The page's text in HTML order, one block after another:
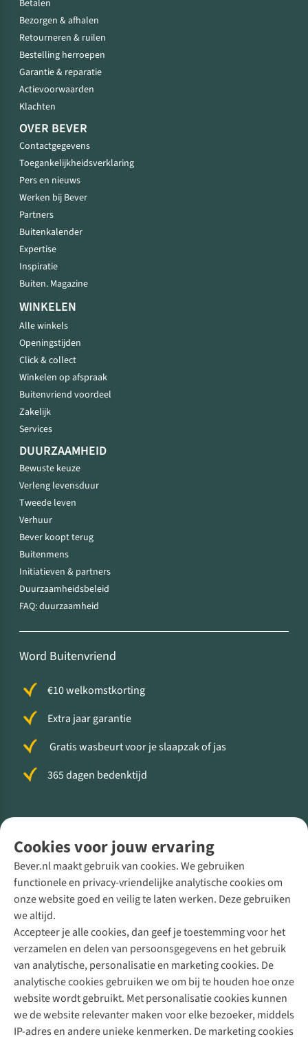
Cookies voor jouw ervaring
Bever.nl maakt gebruik van cookies. We gebruiken
functionele en privacy-vriendelijke analytische cookies om
onze website goed en veilig te laten werken. Deze gebruiken
we altijd.
Accepteer je alle cookies, dan geef je toestemming voor het
verzamelen en delen van persoonsgegevens en het gebruik
van analytische, personalisatie en marketing cookies. De
analytische cookies gebruiken we om bij te houden hoe onze
website wordt gebruikt. Met personalisatie cookies kunnen
we de website relevanter maken voor elke bezoeker, middels
IP-adres en andere unieke kenmerken. De marketing cookies
Betalen
Bezorgen & afhalen
Retourneren & ruilen
Bestelling herroepen
Garantie & reparatie
Actievoorwaarden
Klachten
OVER BEVER
Contactgegevens
Toegankelijkheidsverklaring
Pers en nieuws
Werken bij Bever
Partners
Buitenkalender
Expertise
Inspiratie
Buiten. Magazine
WINKELEN
Alle winkels
Openingstijden
Click & collect
Winkelen op afspraak
Buitenvriend voordeel
Zakelijk
Services
DUURZAAMHEID
Bewuste keuze
Verleng levensduur
Tweede leven
Verhuur
Bever koopt terug
Buitenmens
Initiatieven & partners
Duurzaamheidsbeleid
FAQ: duurzaamheid
Word Buitenvriend
€10 welkomstkorting
Extra jaar garantie
Gratis wasbeurt voor je slaapzak of jas
365 dagen bedenktijd
Direct advies van een Buitenexpert
+31 (0)85 888 50 88
+31 6 12 28 49 80
Contactformulier